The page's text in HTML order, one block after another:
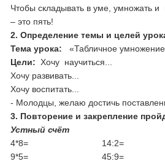
Чтобы складывать в уме, умножать
– это пять!
2. Определение темы и целей
Тема урока: «Табличное
Цели:Хочу научиться...
Хочу развивать...
Хочу воспитать...
- Молодцы, желаю достичь
3. Повторение и закрепление
Устный счёт
4*8= 14:2=
9*5= 45:9=